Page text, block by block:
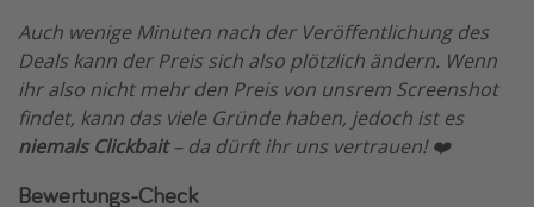
Auch wenige Minuten nach der Veröffentlichung des
Deals kann der Preis sich also plötzlich ändern. Wenn
ihr also nicht mehr den Preis von unsrem Screenshot
findet, kann das viele Gründe haben, jedoch ist es
niemals Clickbait– da dürft ihr uns vertrauen! ❤️
Bewertungs-Check